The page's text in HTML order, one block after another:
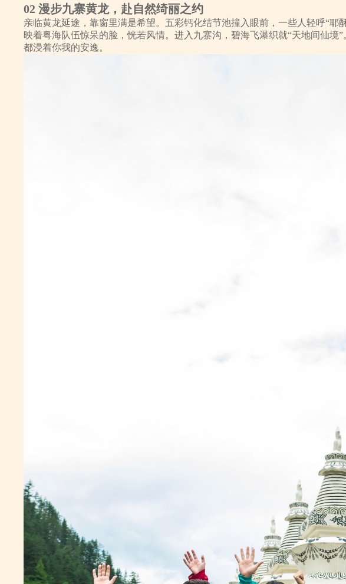
02 漫步九寨黄龙，赴自然绮丽之约
亲临黄龙延途，靠窗里满是希望。五彩钙化结节池撞入眼前，一些人轻呼“
映着粤海队伍惊呆的脸，恍若风情。进入九寨沟，碧海飞瀑织就“天地间仙
都浸着你我的安逸。